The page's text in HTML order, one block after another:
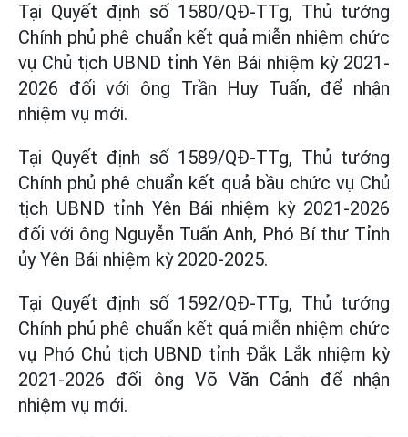
Tại Quyết định số 1580/QĐ-TTg, Thủ tướng
Chính phủ phê chuẩn kết quả miễn nhiệm chức
vụ Chủ tịch UBND tỉnh Yên Bái nhiệm kỳ 2021-
2026 đối với ông Trần Huy Tuấn, để nhận
nhiệm vụ mới.
Tại Quyết định số 1589/QĐ-TTg, Thủ tướng
Chính phủ phê chuẩn kết quả bầu chức vụ Chủ
tịch UBND tỉnh Yên Bái nhiệm kỳ 2021-2026
đối với ông Nguyễn Tuấn Anh, Phó Bí thư Tỉnh
ủy Yên Bái nhiệm kỳ 2020-2025.
Tại Quyết định số 1592/QĐ-TTg, Thủ tướng
Chính phủ phê chuẩn kết quả miễn nhiệm chức
vụ Phó Chủ tịch UBND tỉnh Đắk Lắk nhiệm kỳ
2021-2026 đối ông Võ Văn Cảnh để nhận
nhiệm vụ mới.